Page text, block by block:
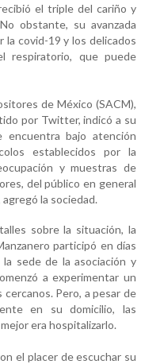
el triple del cariño y
obstante, su avanzada
la covid-19 y los delicados
respiratorio, que puede
de México (SACM),
por Twitter, indicó a su
bajo atención
establecidos por la
y muestras de
del público en general
agregó la sociedad.
sobre la situación, la
participó en días
sede de la asociación y
a experimentar un
Pero, a pesar de
en su domicilio, las
era hospitalizarlo.
el placer de escuchar su